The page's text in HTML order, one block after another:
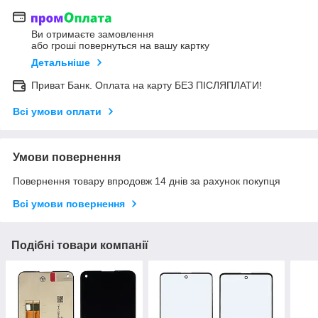
Ви отримаєте замовлення
або гроші повернуться на вашу картку
Детальніше
Приват Банк. Оплата на карту БЕЗ ПІСЛЯПЛАТИ!
Всі умови оплати
Умови повернення
Повернення товару впродовж 14 днів за рахунок покупця
Всі умови повернення
Подібні товари компанії